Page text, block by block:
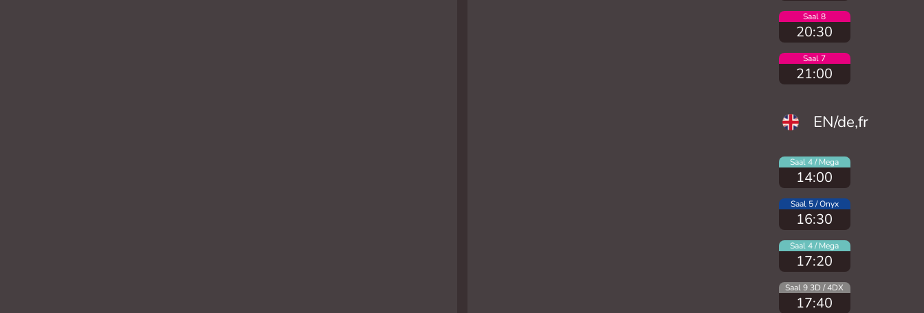
Saal 8
20:30
Saal 7
21:00
EN/de,fr
Saal 4 / Mega
14:00
Saal 5 / Onyx
16:30
Saal 4 / Mega
17:20
Saal 9 3D / 4DX
17:40